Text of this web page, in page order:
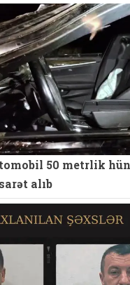
50 metrlik
alıb